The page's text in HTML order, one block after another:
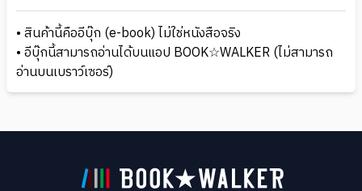
• สินค้านี้คืออีบุ๊ก (e-book) ไม่ใช่หนังสือจริง
• อีบุ๊กนี้สามารถอ่านได้บนแอป BOOK☆WALKER (ไม่สามารถ
อ่านบนเบราว์เซอร์)